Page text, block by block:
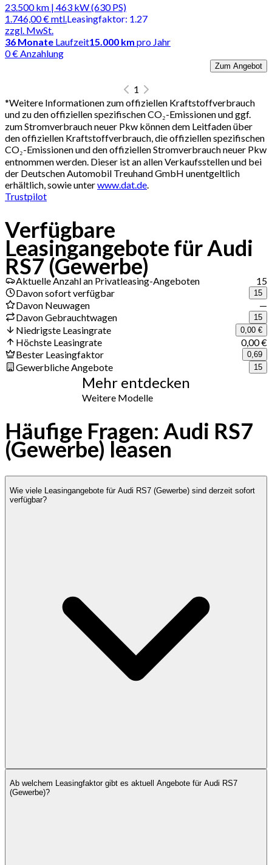
23.500 km | 463 kW (630 PS)
1.746,00 €mtl.
zzgl. MwSt.
Leasingfaktor: 1.27
36 Monate Laufzeit15.000 km pro Jahr
0 € Anzahlung
Zum Angebot
1
*Weitere Informationen zum offiziellen Kraftstoffverbrauch
und zu den offiziellen spezifischen CO₂-Emissionen und ggf.
zum Stromverbrauch neuer Pkw können dem Leitfaden über
den offiziellen Kraftstoffverbrauch, die offiziellen spezifischen
CO₂-Emissionen und den offiziellen Stromverbrauch neuer Pkw
entnommen werden. Dieser ist an allen Verkaufsstellen und bei
der Deutschen Automobil Treuhand GmbH unentgeltlich
erhältlich, sowie unterwww.dat.de
Trustpilot
Verfügbare
Leasingangebote für Audi
RS7 (Gewerbe)
Aktuelle Anzahl an Privatleasing-Angeboten
15
Davon sofort verfügbar
15
Davon Neuwagen
—
Davon Gebrauchtwagen
15
Niedrigste Leasingrate 0,00 €
Höchste Leasingrate
0,00 €
Bester Leasingfaktor
0,69
Gewerbliche Angebote 15
Mehr entdecken
Weitere Modelle
Häufige Fragen: Audi RS7
(Gewerbe) leasen
Wie viele Leasingangebote für Audi RS7 (Gewerbe) sind derzeit sofort
verfügbar?
Ab welchem Leasingfaktor gibt es aktuell Angebote für Audi RS7
(Gewerbe)?